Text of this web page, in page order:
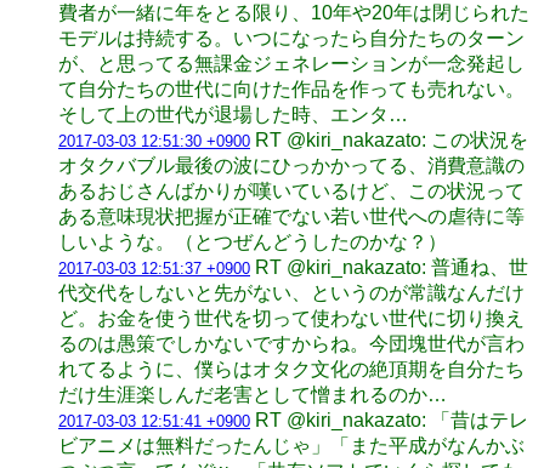
費者が一緒に年をとる限り、10年や20年は閉じられた
モデルは持続する。いつになったら自分たちのターン
が、と思ってる無課金ジェネレーションが一念発起し
て自分たちの世代に向けた作品を作っても売れない。
そして上の世代が退場した時、エンタ…
2017-03-03 12:51:30 +0900 RT @kiri_nakazato: この状況を
オタクバブル最後の波にひっかかってる、消費意識の
あるおじさんばかりが嘆いているけど、この状況って
ある意味現状把握が正確でない若い世代への虐待に等
しいような。（とつぜんどうしたのかな？）
2017-03-03 12:51:37 +0900 RT @kiri_nakazato: 普通ね、世
代交代をしないと先がない、というのが常識なんだけ
ど。お金を使う世代を切って使わない世代に切り換え
るのは愚策でしかないですからね。今団塊世代が言わ
れてるように、僕らはオタク文化の絶頂期を自分たち
だけ生涯楽しんだ老害として憎まれるのか…
2017-03-03 12:51:41 +0900 RT @kiri_nakazato: 「昔はテレ
ビアニメは無料だったんじゃ」「また平成がなんかぶ